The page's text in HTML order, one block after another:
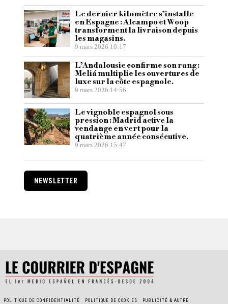
Le dernier kilomètre s’installe
en Espagne : Alcampo et Woop
transforment la livraison depuis
les magasins.
9 mars 2026 10:17
L’Andalousie confirme son rang :
Meliá multiplie les ouvertures de
luxe sur la côte espagnole.
9 mars 2026 14:56
Le vignoble espagnol sous
pression : Madrid active la
vendange en vert pour la
quatrième année consécutive.
9 mars 2026 15:47
NEWSLETTER
POLITIQUE DE CONFIDENTIALITÉ POLITIQUE DE COOKIES PUBLICITÉ & AUTRE